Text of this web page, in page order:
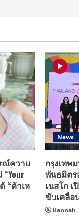
ณ์ความ
“ต้าเห
News
กรุงเทพ
พันธมิตร
เนสโก เ
ขับเคลื่อ
Hannah